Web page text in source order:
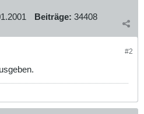
Beiträge: 34408
#2